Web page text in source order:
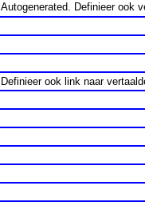
Autogenerated. Definieer ook
Definieer ook link naar